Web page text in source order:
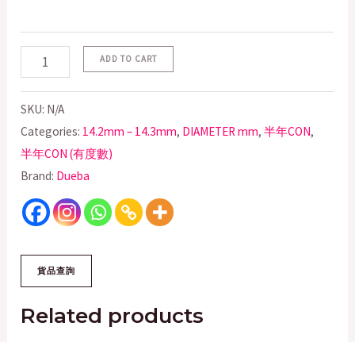
ADD TO CART
SKU: N/A
Categories: 14.2mm – 14.3mm, DIAMETER mm,半年CON,
半年CON (有度數)
Brand: Dueba
Related products